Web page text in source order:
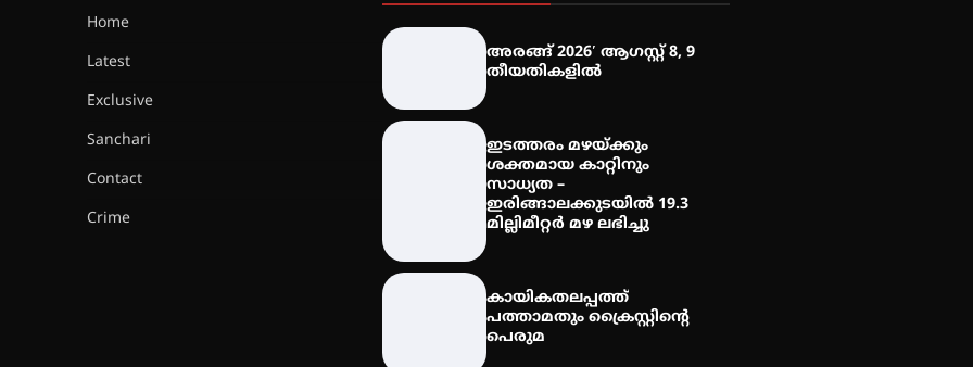
Home
Latest
Exclusive
Sanchari
Contact
Crime
അരങ്ങ് 2026′ ആഗസ്റ്റ് 8, 9
തീയതികളിൽ
ഇടത്തരം മഴയ്ക്കും
ശക്തമായ കാറ്റിനും
സാധ്യത –
ഇരിങ്ങാലക്കുടയിൽ 19.3
മില്ലിമീറ്റർ മഴ ലഭിച്ചു
കായികതലപ്പത്ത്
പത്താമതും ക്രൈസ്റ്റിന്റെ
പെരുമ